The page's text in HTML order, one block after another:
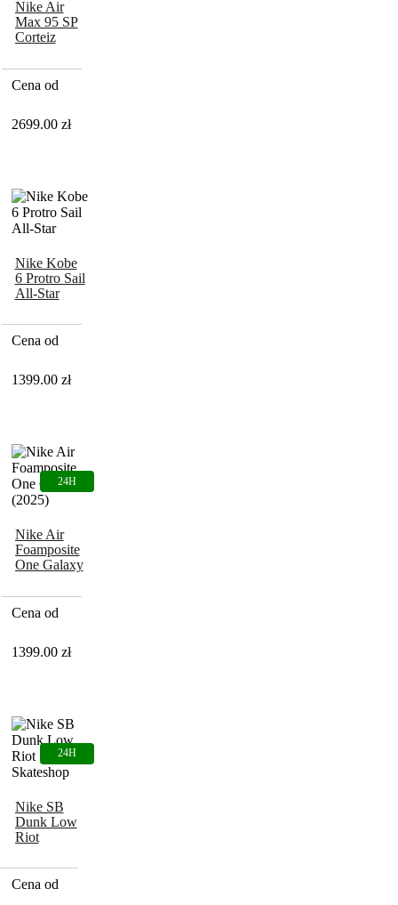
Nike Air
Max 95 SP
Corteiz
Storm
Cena od
2699.00 zł
Nike Kobe
6 Protro Sail
All-Star
Cena od
1399.00 zł
Nike Air
Foamposite
One Galaxy
Cena od
1399.00 zł
Nike SB
Dunk Low
Riot
Cena od